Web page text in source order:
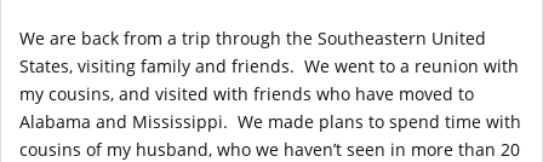
We are back from a trip through the Southeastern United
States, visiting family and friends. We went to a reunion with
my cousins, and visited with friends who have moved to
Alabama and Mississippi. We made plans to spend time with
cousins of my husband, who we haven’t seen in more than 20